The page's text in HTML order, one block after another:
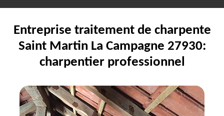
Entreprise traitement de charpente
Saint Martin La Campagne 27930:
charpentier professionnel